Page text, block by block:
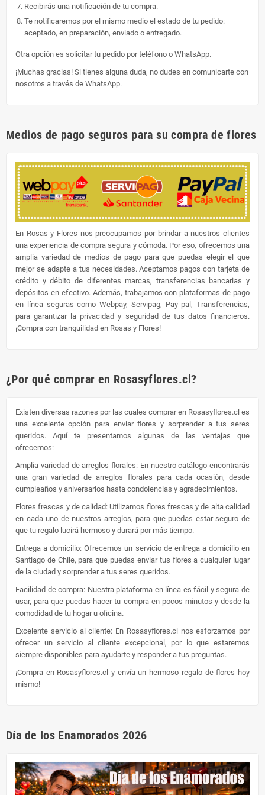
Recibirás una notificación de tu compra.
Te notificaremos por el mismo medio el estado de tu pedido:
aceptado, en preparación, enviado o entregado.
Otra opción es solicitar tu pedido por teléfono o WhatsApp.
¡Muchas gracias! Si tienes alguna duda, no dudes en comunicarte con
nosotros a través de WhatsApp.
Medios de pago seguros para su compra de flores
En Rosas y Flores nos preocupamos por brindar a nuestros clientes
una experiencia de compra segura y cómoda. Por eso, ofrecemos una
amplia variedad de medios de pago para que puedas elegir el que
mejor se adapte a tus necesidades. Aceptamos pagos con tarjeta de
crédito y débito de diferentes marcas, transferencias bancarias y
depósitos en efectivo. Además, trabajamos con plataformas de pago
en línea seguras como Webpay, Servipag, Pay pal, Transferencias,
para garantizar la privacidad y seguridad de tus datos financieros.
¡Compra con tranquilidad en Rosas y Flores!
¿Por qué comprar en Rosasyflores.cl?
Existen diversas razones por las cuales comprar en Rosasyflores.cl es
una excelente opción para enviar flores y sorprender a tus seres
queridos. Aquí te presentamos algunas de las ventajas que
ofrecemos:
Amplia variedad de arreglos florales: En nuestro catálogo encontrarás
una gran variedad de arreglos florales para cada ocasión, desde
cumpleaños y aniversarios hasta condolencias y agradecimientos.
Flores frescas y de calidad: Utilizamos flores frescas y de alta calidad
en cada uno de nuestros arreglos, para que puedas estar seguro de
que tu regalo lucirá hermoso y durará por más tiempo.
Entrega a domicilio: Ofrecemos un servicio de entrega a domicilio en
Santiago de Chile, para que puedas enviar tus flores a cualquier lugar
de la ciudad y sorprender a tus seres queridos.
Facilidad de compra: Nuestra plataforma en línea es fácil y segura de
usar, para que puedas hacer tu compra en pocos minutos y desde la
comodidad de tu hogar u oficina.
Excelente servicio al cliente: En Rosasyflores.cl nos esforzamos por
ofrecer un servicio al cliente excepcional, por lo que estaremos
siempre disponibles para ayudarte y responder a tus preguntas.
¡Compra en Rosasyflores.cl y envía un hermoso regalo de flores hoy
mismo!
Día de los Enamorados 2026